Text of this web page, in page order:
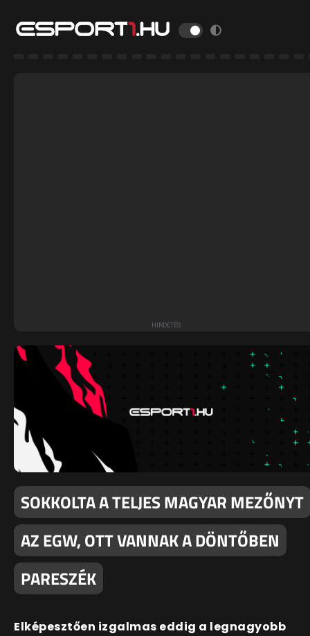
SOKKOLTA A TELJES MAGYAR MEZŐNYT
AZ EGW, OTT VANNAK A DÖNTŐBEN
PARESZÉK
Elképesztően izgalmas eddig a legnagyobb